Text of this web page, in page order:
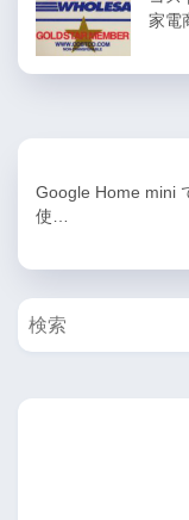
家電
Google Home mini
使…